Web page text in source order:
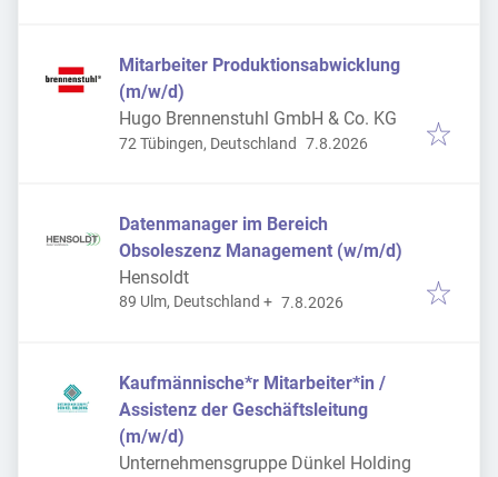
Mitarbeiter Produktionsabwicklung
(m/w/d)
Hugo Brennenstuhl GmbH & Co. KG
72 Tübingen, Deutschland Veröffentlicht
7.8.2026
Datenmanager im Bereich
Obsoleszenz Management (w/m/d)
Hensoldt
89 Ulm, Deutschland + Veröffentlicht
7.8.2026
Kaufmännische*r Mitarbeiter*in /
Assistenz der Geschäftsleitung
(m/w/d)
Unternehmensgruppe Dünkel Holding